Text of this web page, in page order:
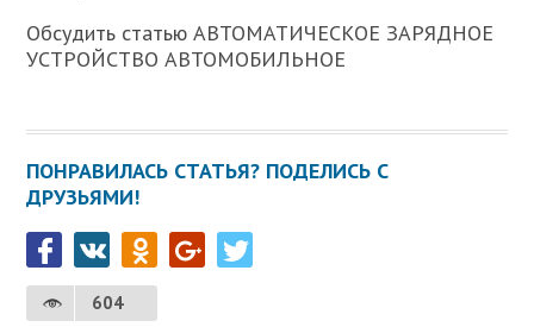
Обсудить статью АВТОМАТИЧЕСКОЕ ЗАРЯДНОЕ
УСТРОЙСТВО АВТОМОБИЛЬНОЕ
ПОНРАВИЛАСЬ СТАТЬЯ? ПОДЕЛИСЬ С
ДРУЗЬЯМИ!
604